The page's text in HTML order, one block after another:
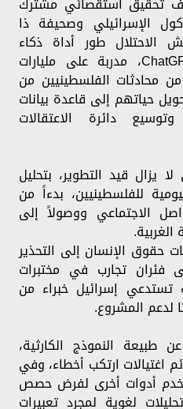
كول الإسرائيلي وصحيفة ذا
الاحتلال طور أداة ذكاء
اصطناعي تشبه برنامج ChatGPT، مدربة على مليارات
محادثات الفلسطينيين من
حياتهم إلى قاعدة بيانات
دائرة الاعتقالات
يزال قيد التطوير، بتحليل
للفلسطينيين، بدءاً من
الاجتماعي ووصولاً إلى
حقوق الإنسان إلى التحذير
فئران تجارب في مختبرات
تستدعي إسرائيل خبراء من
لدعم المشروع.
طبيعة النموذج الكارثية،
اغتيالات ارتكب أخطاء، وفي
أدوات أخرى لفرض حصص
لغوية لمجرد تعبيرات